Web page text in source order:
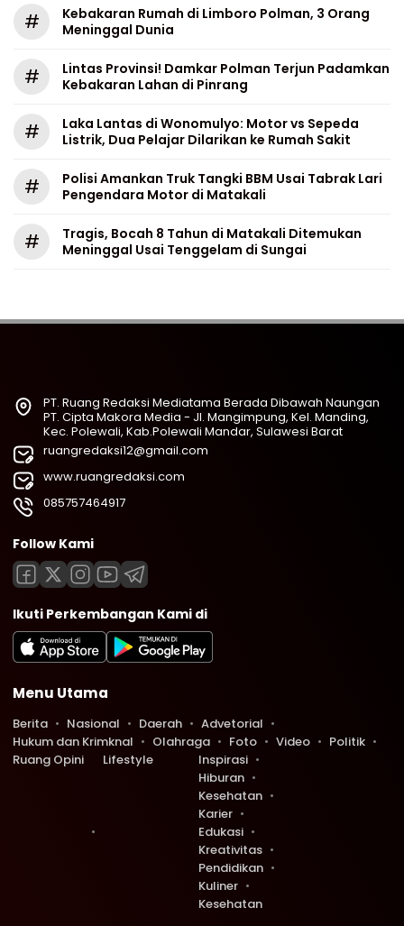
#
Kebakaran Rumah di Limboro Polman, 3 Orang
Meninggal Dunia
#
Lintas Provinsi! Damkar Polman Terjun Padamkan
Kebakaran Lahan di Pinrang
#
Laka Lantas di Wonomulyo: Motor vs Sepeda
Listrik, Dua Pelajar Dilarikan ke Rumah Sakit
#
Polisi Amankan Truk Tangki BBM Usai Tabrak Lari
Pengendara Motor di Matakali
#
Tragis, Bocah 8 Tahun di Matakali Ditemukan
Meninggal Usai Tenggelam di Sungai
PT. Ruang Redaksi Mediatama Berada Dibawah Naungan
PT. Cipta Makora Media - Jl. Mangimpung, Kel. Manding,
Kec. Polewali, Kab.Polewali Mandar, Sulawesi Barat
ruangredaksi12@gmail.com
www.ruangredaksi.com
085757464917
Follow Kami
Ikuti Perkembangan Kami di
Menu Utama
Berita Nasional Daerah
Advetorial
Hukum dan Krimknal
Olahraga Foto Video
Politik
Ruang Opini
Lifestyle
Inspirasi
Hiburan
Kesehatan
Karier
Edukasi
Kreativitas
Pendidikan
Kuliner
Kesehatan